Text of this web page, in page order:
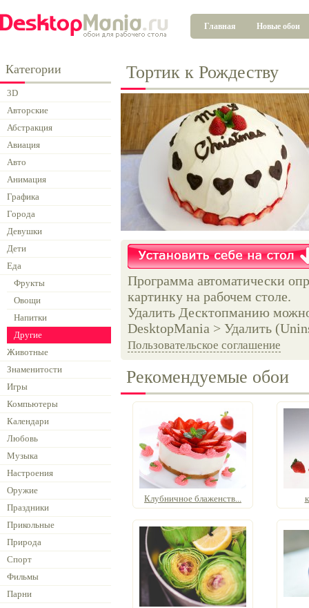
Главная Новые обои
Категории
3D
Авторские
Абстракция
Авиация
Авто
Анимация
Графика
Города
Девушки
Дети
Еда
Фрукты
Овощи
Напитки
Другие
Животные
Знаменитости
Игры
Компьютеры
Календари
Любовь
Музыка
Настроения
Оружие
Праздники
Прикольные
Природа
Спорт
Фильмы
Парни
Тортик к Рождеству
Программа автоматически
картинку на рабочем столе.
Удалить Десктопманию
DesktopMania > Удалить
Пользовательское соглашение
Рекомендуемые обои
Клубничное блаженств...